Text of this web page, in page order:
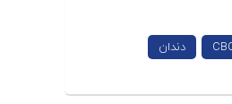
دندان